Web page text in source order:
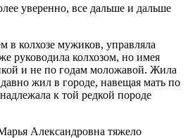
уверенно, все дальше и дальше
в колхозе мужиков, управляла
руководила колхозом, но имея
и не по годам моложавой. Жила
жил в городе, навещая мать по
к той редкой породе
Александровна тяжело